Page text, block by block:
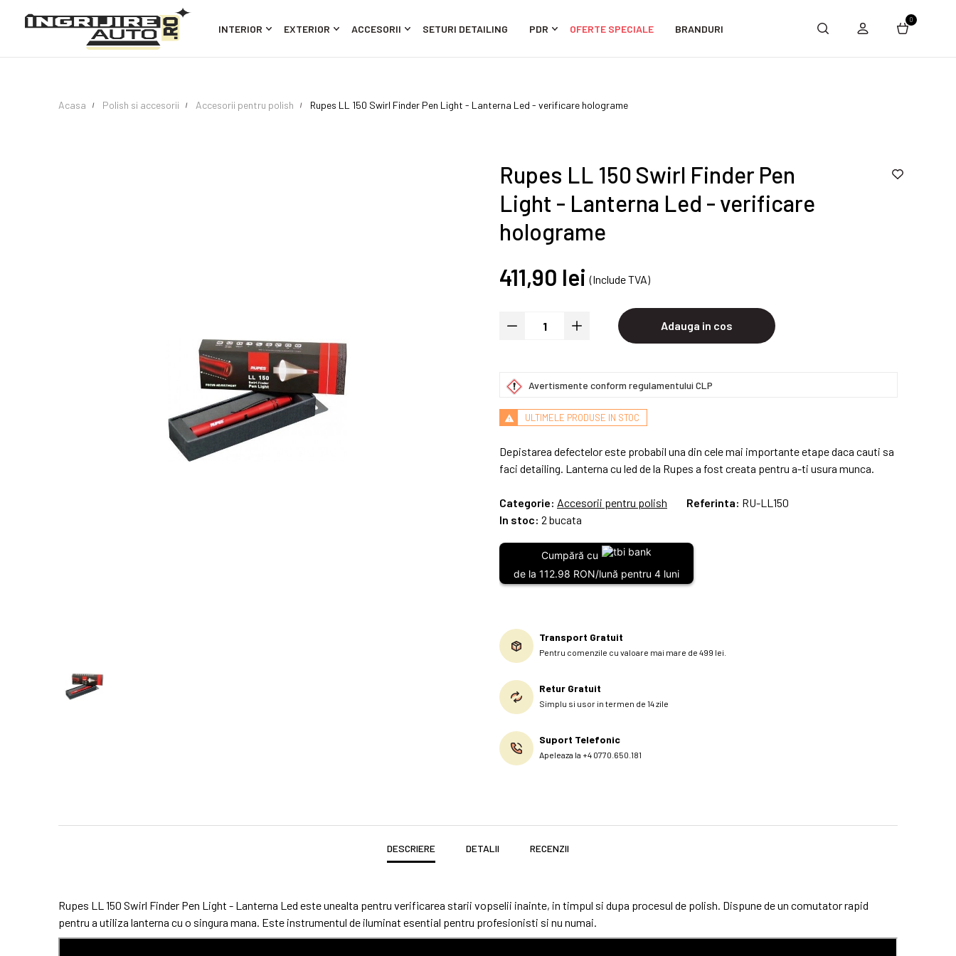
INTERIOR EXTERIOR ACCESORII SETURI DETAILING PDR OFERTE SPECIALE BRANDURI
0
Acasa Polish si accesorii Accesorii pentru polish Rupes LL 150 Swirl Finder Pen Light - Lanterna Led - verificare holograme
Rupes LL 150 Swirl Finder Pen
Light - Lanterna Led - verificare
holograme
411,90 lei (Include TVA)
Adauga in cos
Avertismente conform regulamentului CLP
ULTIMELE PRODUSE IN STOC
Depistarea defectelor este probabil una din cele mai importante etape daca cauti sa
faci detailing. Lanterna cu led de la Rupes a fost creata pentru a-ti usura munca.
Categorie: Accesorii pentru polish Referinta: RU-LL150
In stoc: 2 bucata
Cumpără cu
de la 112.98 RON/lună pentru 4 luni
Transport Gratuit
Pentru comenzile cu valoare mai mare de 499 lei.
Retur Gratuit
Simplu si usor in termen de 14 zile
Suport Telefonic
Apeleaza la +4 0770.650.181
DESCRIERE DETALII RECENZII
Rupes LL 150 Swirl Finder Pen Light - Lanterna Led este unealta pentru verificarea starii vopselii inainte, in timpul si dupa procesul de polish. Dispune de un comutator rapid
pentru a utiliza lanterna cu o singura mana. Este instrumentul de iluminat esential pentru profesionisti si nu numai.